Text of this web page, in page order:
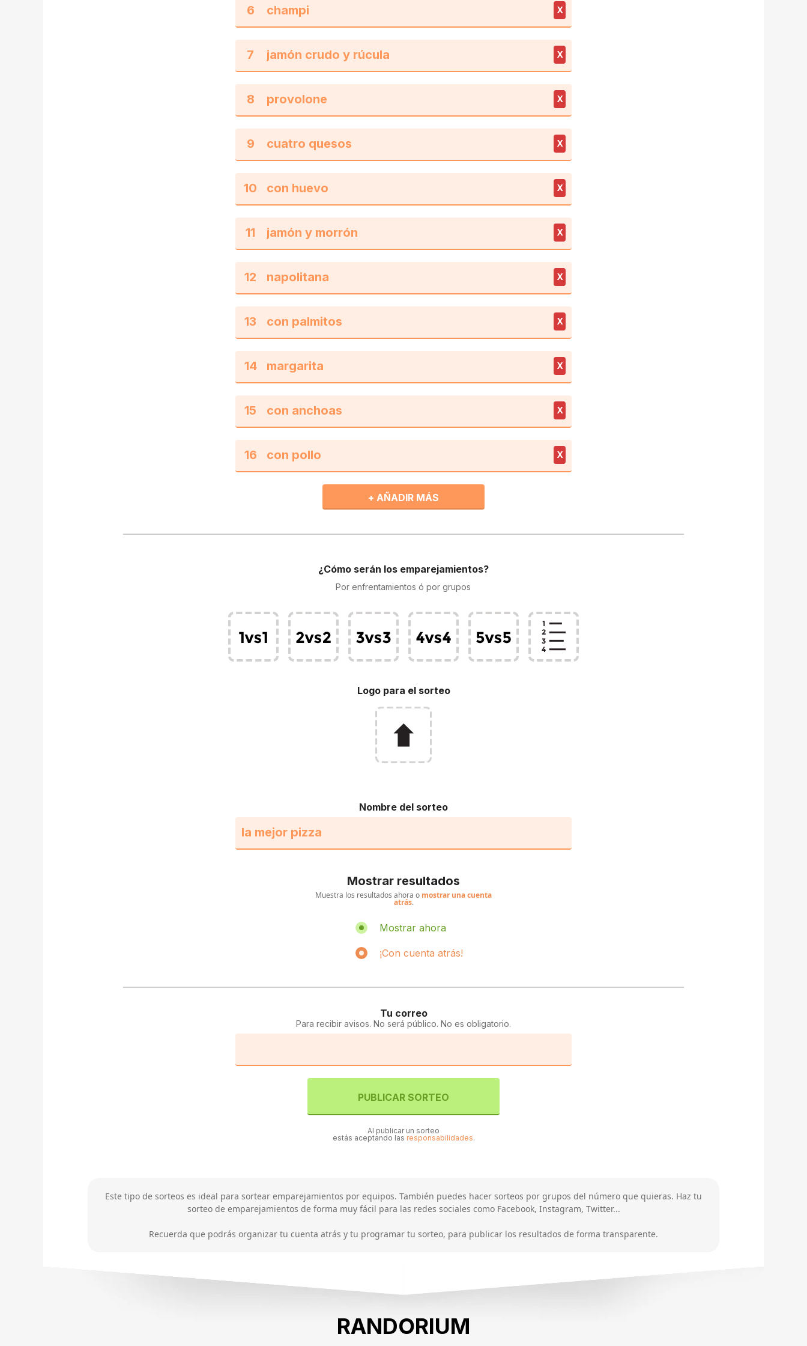
6 X
7 X
8 X
9 X
10 X
11 X
12 X
13 X
14 X
15 X
16 X
+ AÑADIR MÁS
¿Cómo serán los emparejamientos?
Por enfrentamientos ó por grupos
Logo para el sorteo
Nombre del sorteo
Mostrar resultados
Muestra los resultados ahora o mostrar una cuenta
atrás.
Mostrar ahora
¡Con cuenta atrás!
Tu correo
Para recibir avisos. No será público. No es obligatorio.
PUBLICAR SORTEO
Al publicar un sorteo
estás aceptando las responsabilidades.
Este tipo de sorteos es ideal para sortear emparejamientos por equipos. También puedes hacer sorteos por grupos del número que quieras. Haz tu
sorteo de emparejamientos de forma muy fácil para las redes sociales como Facebook, Instagram, Twitter...
Recuerda que podrás organizar tu cuenta atrás y tu programar tu sorteo, para publicar los resultados de forma transparente.
RANDORIUM